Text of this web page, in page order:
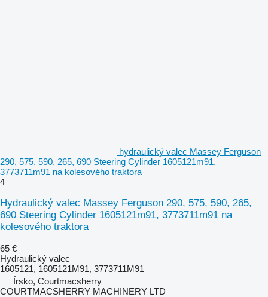
hydraulický valec Massey Ferguson
290, 575, 590, 265, 690 Steering Cylinder 1605121m91,
3773711m91 na kolesového traktora
4
Hydraulický valec Massey Ferguson 290, 575, 590, 265,
690 Steering Cylinder 1605121m91, 3773711m91 na
kolesového traktora
65 €
Hydraulický valec
1605121, 1605121M91, 3773711M91
Írsko, Courtmacsherry
COURTMACSHERRY MACHINERY LTD